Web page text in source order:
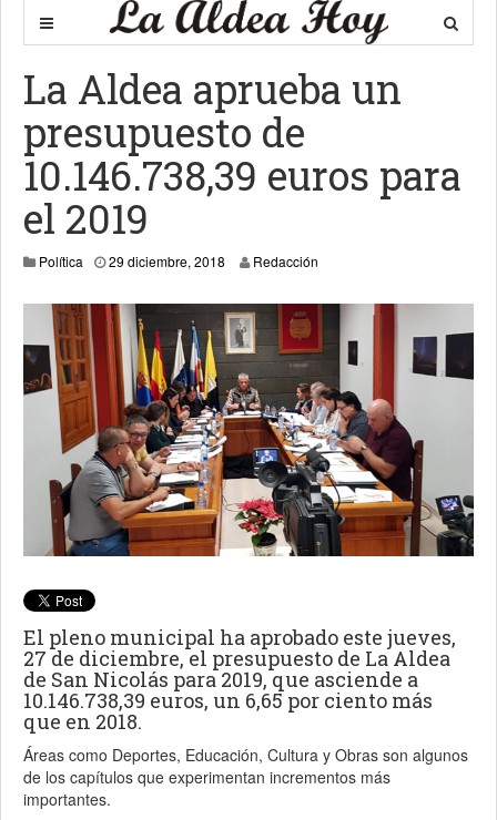
La Aldea aprueba un
presupuesto de
10.146.738,39 euros para
el 2019
Política 29 diciembre, 2018 Redacción
El pleno municipal ha aprobado este jueves,
27 de diciembre, el presupuesto de La Aldea
de San Nicolás para 2019, que asciende a
10.146.738,39 euros, un 6,65 por ciento más
que en 2018.
Áreas como Deportes, Educación, Cultura y Obras son algunos
de los capítulos que experimentan incrementos más
importantes.